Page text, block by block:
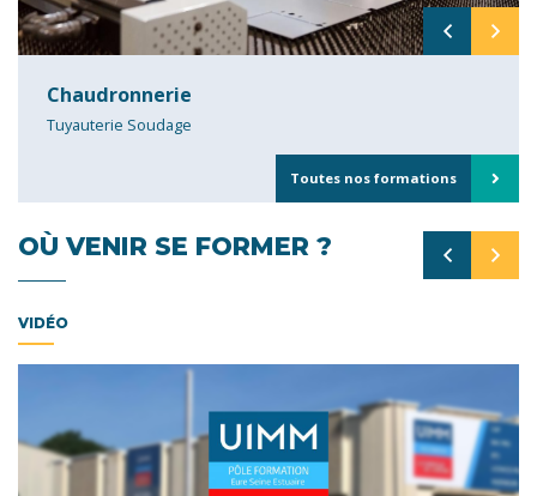
Chaudronnerie
Tuyauterie Soudage
Toutes nos formations
OÙ VENIR SE FORMER ?
VIDÉO